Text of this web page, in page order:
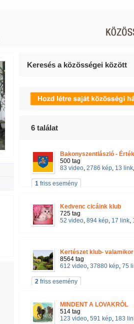
Keresés a közösségei között
6 találat
Bakonyszentlászló -
500 tag
83 video, 2786 kép, 13 link
1 friss esemény
Kedvenc cicáink klub
725 tag
52 video, 894 kép, 17 link,
Kertészet klub-
8564 tag
612 video, 37880 kép, 75
2 friss esemény
MINDENT A LOVAKRÓL
514 tag
123 video, 591 kép, 183